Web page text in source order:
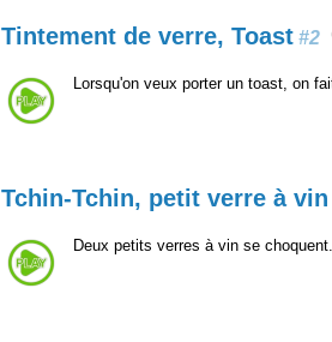
Tintement de verre, Toast #2
Lorsqu'on veux porter un toast, on
Tchin-Tchin, petit verre à vin
Deux petits verres à vin se choquent.